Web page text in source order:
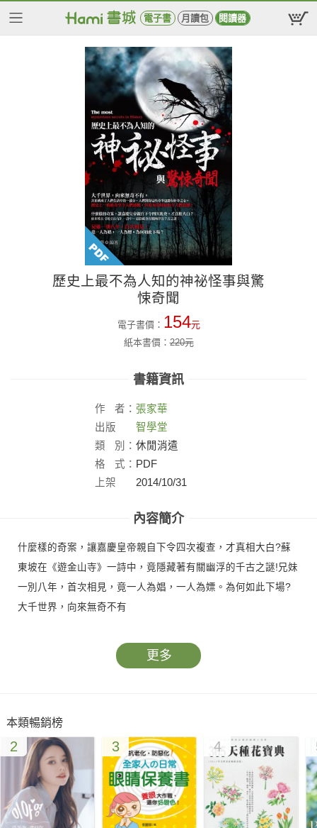
電子書 月讀包 閱讀器
歷史上最不為人知的神祕怪事與驚
悚奇聞
電子書價： 154元
紙本書價：220元
書籍資訊
作 者： 張家華
出版
社：
智學堂
類
別： 休閒消遣
格
式： PDF
上架
2014/10/31
內容簡介
什麼樣的奇案，讓嘉慶皇帝親自下令四次複查，才真相大白?蘇
東坡在《遊金山寺》一詩中，竟隱藏著有關幽浮的千古之謎!兄妹
一別八年，首次相見，竟一人為娼，一人為嫖。為何如此下場?
大千世界，向來無奇不有
更多
本類暢銷榜
2 3 4